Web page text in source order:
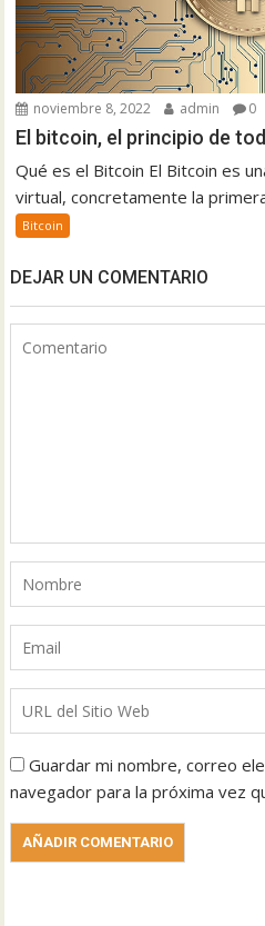
noviembre 8, 2022 admin 0
El bitcoin, el principio de
Qué es el Bitcoin El Bitcoin es
virtual, concretamente la
Bitcoin
DEJAR UN COMENTARIO
Guardar mi nombre, correo
navegador para la próxima vez